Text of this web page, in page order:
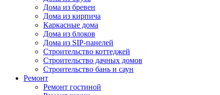
Дома из бревен
Дома из кирпича
Каркасные дома
Дома из блоков
Дома из SIP-панелей
Строительство коттеджей
Строительство дачных домов
Строительство бань и саун
Ремонт
Ремонт гостиной